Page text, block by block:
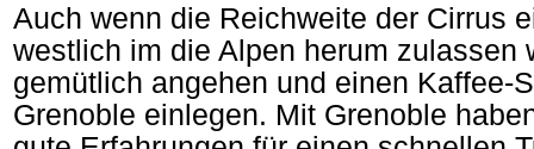
Auch wenn die Reichweite der Cirrus
westlich im die Alpen herum zulassen
gemütlich angehen und einen Kaffee-
Grenoble einlegen. Mit Grenoble